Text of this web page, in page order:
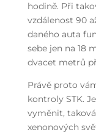
hodině. Při
vzdálenost 90
daného auta
sebe jen na 18
dvacet metrů
Právě proto
kontroly STK.
vyměnit,
xenonových